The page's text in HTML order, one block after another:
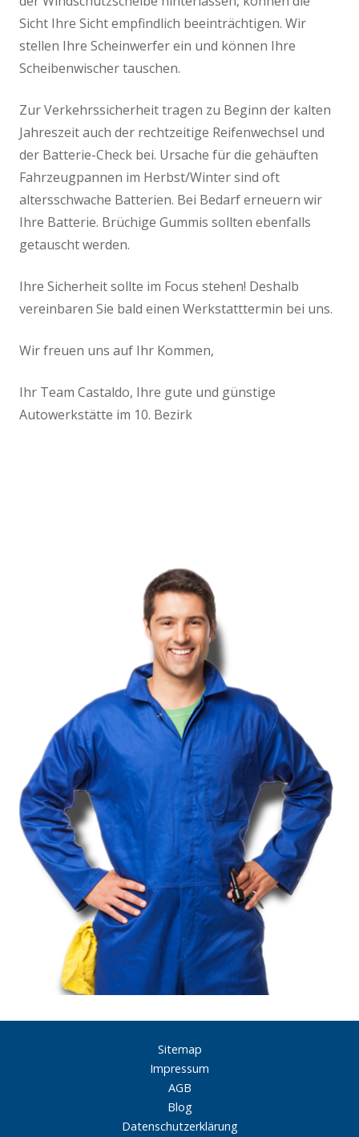
Sicht Ihre Sicht empfindlich beeinträchtigen. Wir
stellen Ihre Scheinwerfer ein und können Ihre
Scheibenwischer tauschen.
Zur Verkehrssicherheit tragen zu Beginn der kalten
Jahreszeit auch der rechtzeitige Reifenwechsel und
der Batterie-Check bei. Ursache für die gehäuften
Fahrzeugpannen im Herbst/Winter sind oft
altersschwache Batterien. Bei Bedarf erneuern wir
Ihre Batterie. Brüchige Gummis sollten ebenfalls
getauscht werden.
Ihre Sicherheit sollte im Focus stehen! Deshalb
vereinbaren Sie bald einen Werkstatttermin bei uns.
Wir freuen uns auf Ihr Kommen,
Ihr Team Castaldo, Ihre gute und günstige
Autowerkstätte im 10. Bezirk
Sitemap
Impressum
AGB
Blog
Datenschutzerklärung